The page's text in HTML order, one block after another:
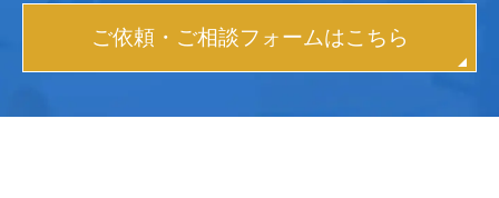
ご依頼・ご相談フォームはこちら